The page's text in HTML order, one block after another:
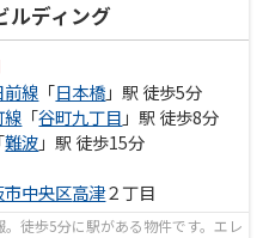
ルディング
前線 「日本橋」駅 徒歩5分
線 「谷町九丁目 」駅 徒歩8分
「難波」駅 徒歩15分
市中央区高津２丁目
徒歩5分に駅がある物件です。エレ